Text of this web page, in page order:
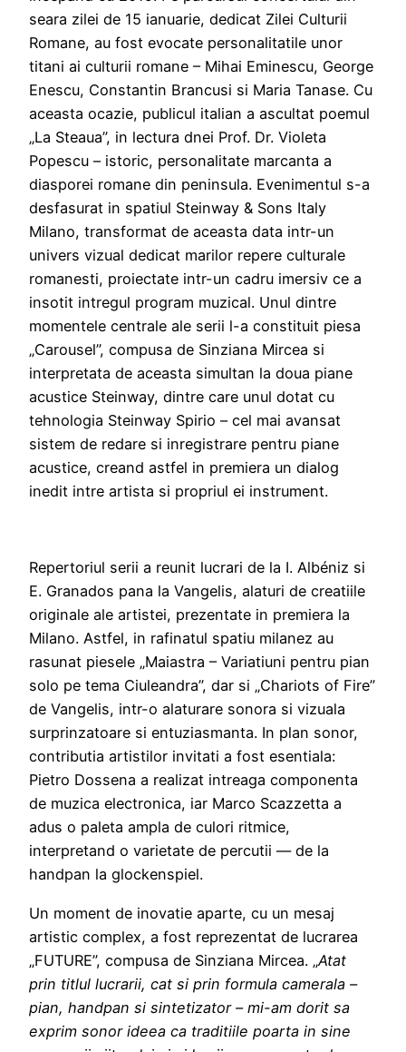
seara zilei de 15 ianuarie, dedicat Zilei Culturii
Romane, au fost evocate personalitatile unor
titani ai culturii romane – Mihai Eminescu, George
Enescu, Constantin Brancusi si Maria Tanase. Cu
aceasta ocazie, publicul italian a ascultat poemul
„La Steaua”, in lectura dnei Prof. Dr. Violeta
Popescu – istoric, personalitate marcanta a
diasporei romane din peninsula. Evenimentul s-a
desfasurat in spatiul Steinway & Sons Italy
Milano, transformat de aceasta data intr-un
univers vizual dedicat marilor repere culturale
romanesti, proiectate intr-un cadru imersiv ce a
insotit intregul program muzical. Unul dintre
momentele centrale ale serii l-a constituit piesa
„Carousel”, compusa de Sinziana Mircea si
interpretata de aceasta simultan la doua piane
acustice Steinway, dintre care unul dotat cu
tehnologia Steinway Spirio – cel mai avansat
sistem de redare si inregistrare pentru piane
acustice, creand astfel in premiera un dialog
inedit intre artista si propriul ei instrument.
Repertoriul serii a reunit lucrari de la I. Albéniz si
E. Granados pana la Vangelis, alaturi de creatiile
originale ale artistei, prezentate in premiera la
Milano. Astfel, in rafinatul spatiu milanez au
rasunat piesele „Maiastra – Variatiuni pentru pian
solo pe tema Ciuleandra”, dar si „Chariots of Fire”
de Vangelis, intr-o alaturare sonora si vizuala
surprinzatoare si entuziasmanta. In plan sonor,
contributia artistilor invitati a fost esentiala:
Pietro Dossena a realizat intreaga componenta
de muzica electronica, iar Marco Scazzetta a
adus o paleta ampla de culori ritmice,
interpretand o varietate de percutii — de la
handpan la glockenspiel.
Un moment de inovatie aparte, cu un mesaj
artistic complex, a fost reprezentat de lucrarea
„FUTURE”, compusa de Sinziana Mircea. „Atat
prin titlul lucrarii, cat si prin formula camerala –
pian, handpan si sintetizator – mi-am dorit sa
exprim sonor ideea ca traditiile poarta in sine